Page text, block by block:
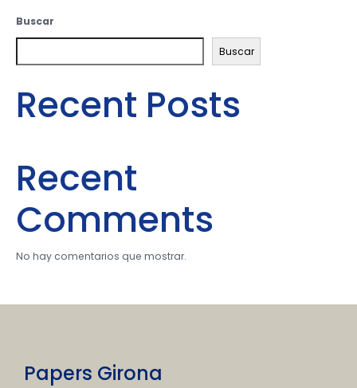
Buscar
Buscar
Recent Posts
Recent
Comments
No hay comentarios que mostrar.
Papers Girona